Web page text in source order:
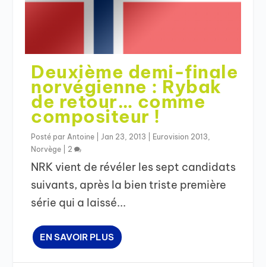
Deuxième demi-finale
norvégienne : Rybak
de retour… comme
compositeur !
Posté par Antoine Jan 23, 2013 Eurovision 2013
Norvège
2
NRK vient de révéler les sept candidats
suivants, après la bien triste première
série qui a laissé...
EN SAVOIR PLUS